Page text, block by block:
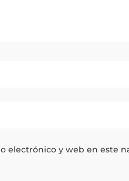
electrónico y web en este